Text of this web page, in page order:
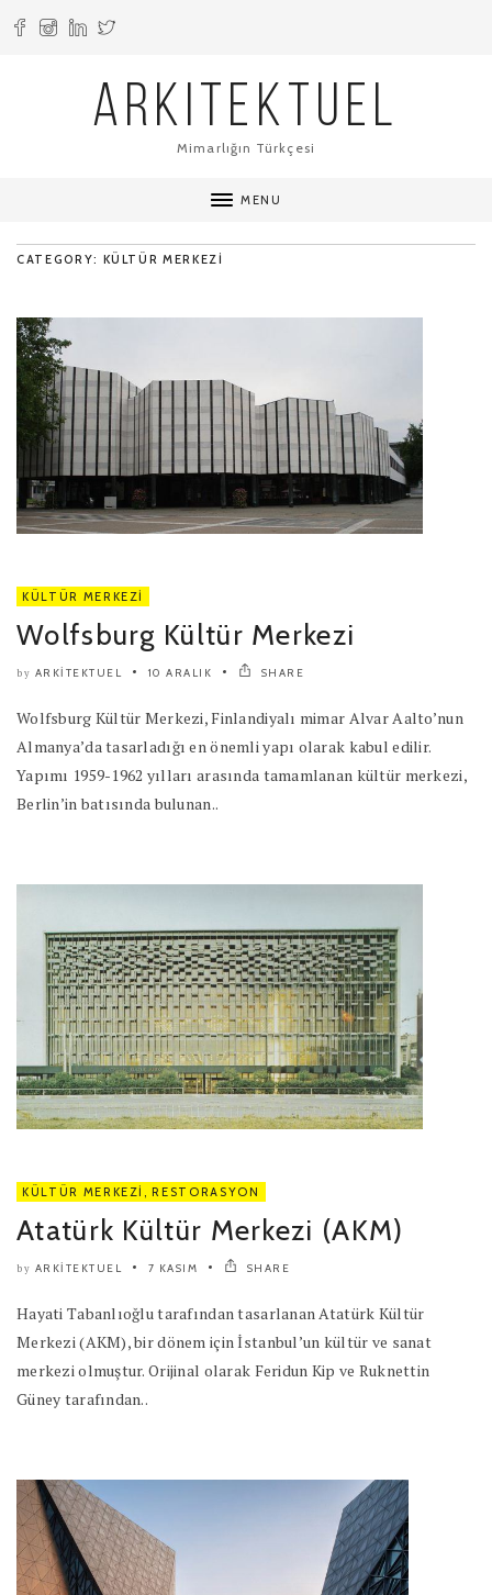
ARKITEKTUEL
Mimarlığın Türkçesi
MENU
CATEGORY: KÜLTÜR MERKEZI
KÜLTÜR MERKEZI
Wolfsburg Kültür Merkezi
by ARKITEKTUEL 10 ARALIK SHARE
Wolfsburg Kültür Merkezi, Finlandiyalı mimar Alvar Aalto’nun
Almanya’da tasarladığı en önemli yapı olarak kabul edilir.
Yapımı 1959-1962 yılları arasında tamamlanan kültür merkezi,
Berlin’in batısında bulunan..
KÜLTÜR MERKEZI , RESTORASYON
Atatürk Kültür Merkezi (AKM)
by ARKITEKTUEL 7 KASIM SHARE
Hayati Tabanlıoğlu tarafından tasarlanan Atatürk Kültür
Merkezi (AKM), bir dönem için İstanbul’un kültür ve sanat
merkezi olmuştur. Orijinal olarak Feridun Kip ve Ruknettin
Güney tarafından..